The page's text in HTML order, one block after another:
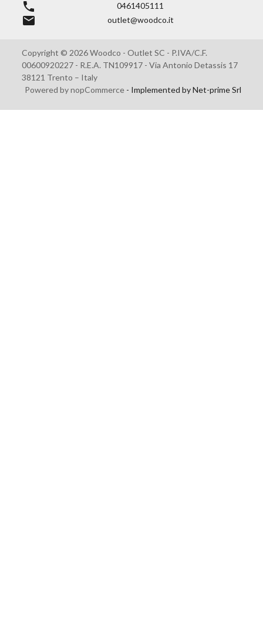
phone 0461405111
email outlet@woodco.it
Copyright © 2026 Woodco - Outlet SC - P.IVA/C.F.
00600920227 - R.E.A. TN109917 - Via Antonio Detassis 17
38121 Trento – Italy
Powered bynopCommerce - Implemented byNet-prime Srl